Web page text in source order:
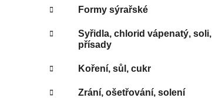
Formy sýrařské
Syřidla, chlorid vápenatý, soli,
přísady
Koření, sůl, cukr
Zrání, ošetřování, solení